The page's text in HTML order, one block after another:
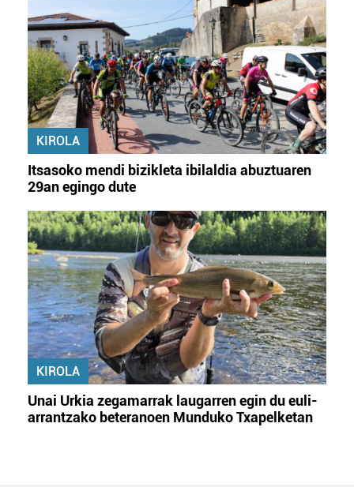
KIROLA
Itsasoko mendi bizikleta ibilaldia abuztuaren
29an egingo dute
KIROLA
Unai Urkia zegamarrak laugarren egin du euli-
arrantzako beteranoen Munduko Txapelketan